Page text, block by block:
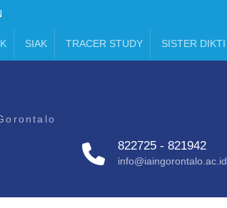
SIAK TRACER STUDY SISTER DIKTI
822725 - 821942
info@iaingorontalo.ac.id